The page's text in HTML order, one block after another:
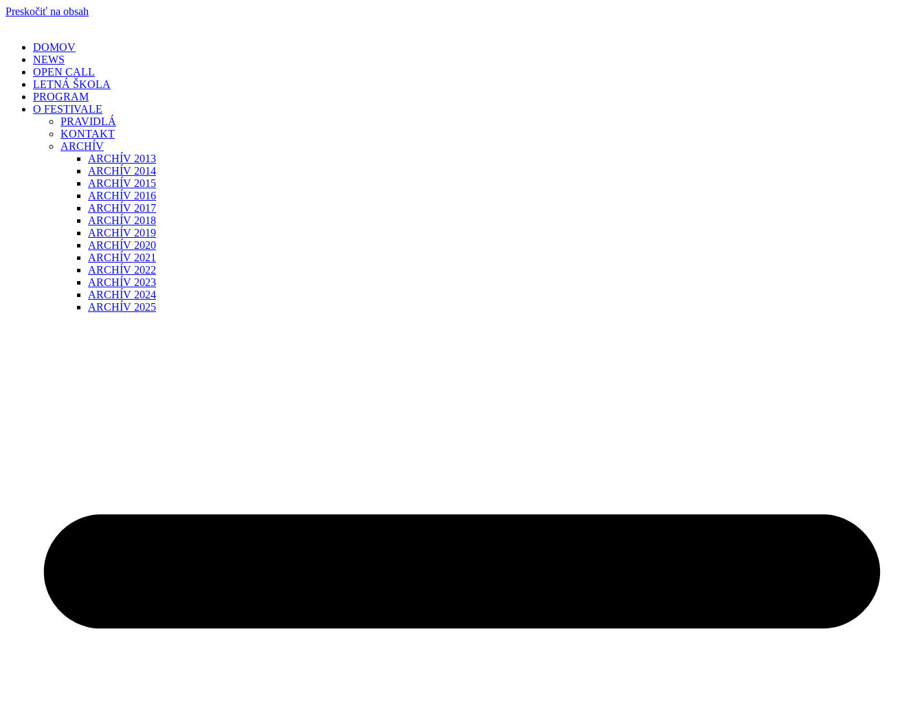
Preskočiť na obsah
DOMOV
NEWS
OPEN CALL
LETNÁ ŠKOLA
PROGRAM
O FESTIVALE
PRAVIDLÁ
KONTAKT
ARCHÍV
ARCHÍV 2013
ARCHÍV 2014
ARCHÍV 2015
ARCHÍV 2016
ARCHÍV 2017
ARCHÍV 2018
ARCHÍV 2019
ARCHÍV 2020
ARCHÍV 2021
ARCHÍV 2022
ARCHÍV 2023
ARCHÍV 2024
ARCHÍV 2025